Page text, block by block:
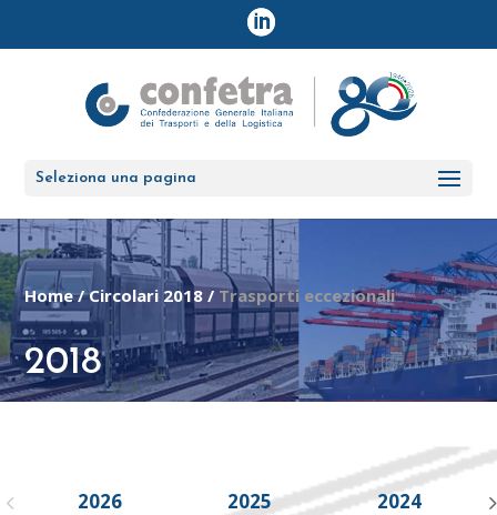
Seleziona una pagina
Home/Circolari 2018 / Trasporti eccezionali
2018
2026 2025 2024